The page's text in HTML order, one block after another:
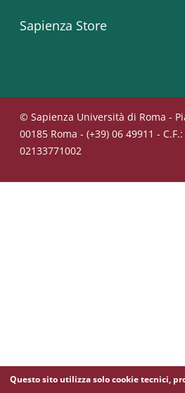
Sapienza Store
© Sapienza Università di Roma -
00185 Roma - (+39) 06 49911 -
02133771002
Questo sito utilizza solo cookie tecnici,